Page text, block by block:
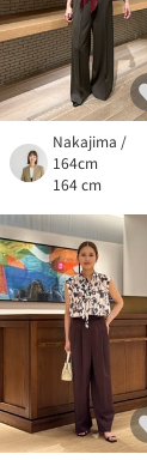
Nakajima /
164cm
164 cm